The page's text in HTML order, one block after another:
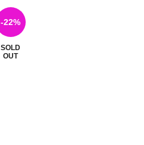
-22%
SOLD
OUT